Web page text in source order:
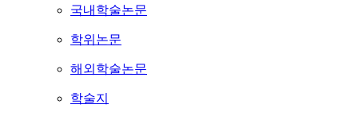
국내학술논문
학위논문
해외학술논문
학술지